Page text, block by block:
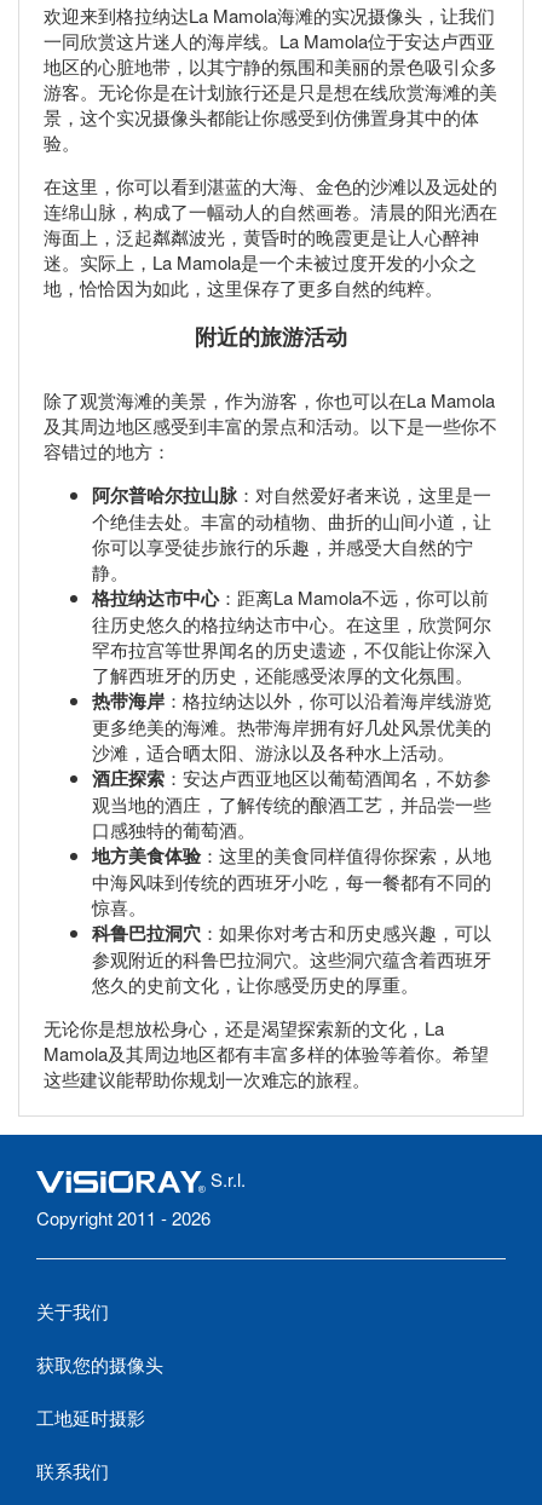
欢迎来到格拉纳达La Mamola海滩的实况摄像头，让我们
一同欣赏这片迷人的海岸线。La Mamola位于安达卢西亚
地区的心脏地带，以其宁静的氛围和美丽的景色吸引众多
游客。无论你是在计划旅行还是只是想在线欣赏海滩的美
景，这个实况摄像头都能让你感受到仿佛置身其中的体
验。
在这里，你可以看到湛蓝的大海、金色的沙滩以及远处的
连绵山脉，构成了一幅动人的自然画卷。清晨的阳光洒在
海面上，泛起粼粼波光，黄昏时的晚霞更是让人心醉神
迷。实际上，La Mamola是一个未被过度开发的小众之
地，恰恰因为如此，这里保存了更多自然的纯粹。
附近的旅游活动
除了观赏海滩的美景，作为游客，你也可以在La Mamola
及其周边地区感受到丰富的景点和活动。以下是一些你不
容错过的地方：
阿尔普哈尔拉山脉 ：对自然爱好者来说，这里是一
个绝佳去处。丰富的动植物、曲折的山间小道，让
你可以享受徒步旅行的乐趣，并感受大自然的宁
静。
格拉纳达市中心：距离La Mamola不远，你可以前
往历史悠久的格拉纳达市中心。在这里，欣赏阿尔
罕布拉宫等世界闻名的历史遗迹，不仅能让你深入
了解西班牙的历史，还能感受浓厚的文化氛围。
热带海岸 ：格拉纳达以外，你可以沿着海岸线游览
更多绝美的海滩。热带海岸拥有好几处风景优美的
沙滩，适合晒太阳、游泳以及各种水上活动。
酒庄探索 ：安达卢西亚地区以葡萄酒闻名，不妨参
观当地的酒庄，了解传统的酿酒工艺，并品尝一些
口感独特的葡萄酒。
地方美食体验：这里的美食同样值得你探索，从地
中海风味到传统的西班牙小吃，每一餐都有不同的
惊喜。
科鲁巴拉洞穴 ：如果你对考古和历史感兴趣，可以
参观附近的科鲁巴拉洞穴。这些洞穴蕴含着西班牙
悠久的史前文化，让你感受历史的厚重。
无论你是想放松身心，还是渴望探索新的文化，La
Mamola及其周边地区都有丰富多样的体验等着你。希望
这些建议能帮助你规划一次难忘的旅程。
S.r.l.
Copyright 2011 - 2026
关于我们
获取您的摄像头
工地延时摄影
联系我们